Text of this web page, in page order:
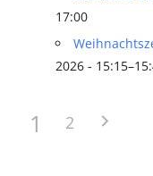
17:00
2026 -
1 2